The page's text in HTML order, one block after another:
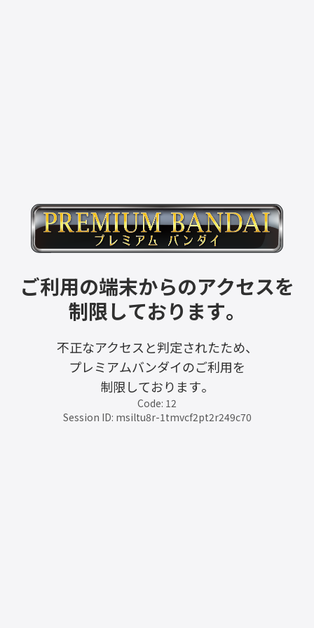
ご利用の端末からのアクセスを
制限しております。
不正なアクセスと判定されたため、
プレミアムバンダイのご利用を
制限しております。
Code: 12
Session ID: msiltu8r-1tmvcf2pt2r249c70